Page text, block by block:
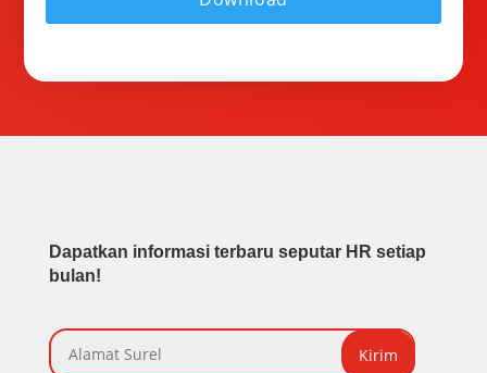
Dapatkan informasi terbaru seputar HR setiap
bulan!
Kirim